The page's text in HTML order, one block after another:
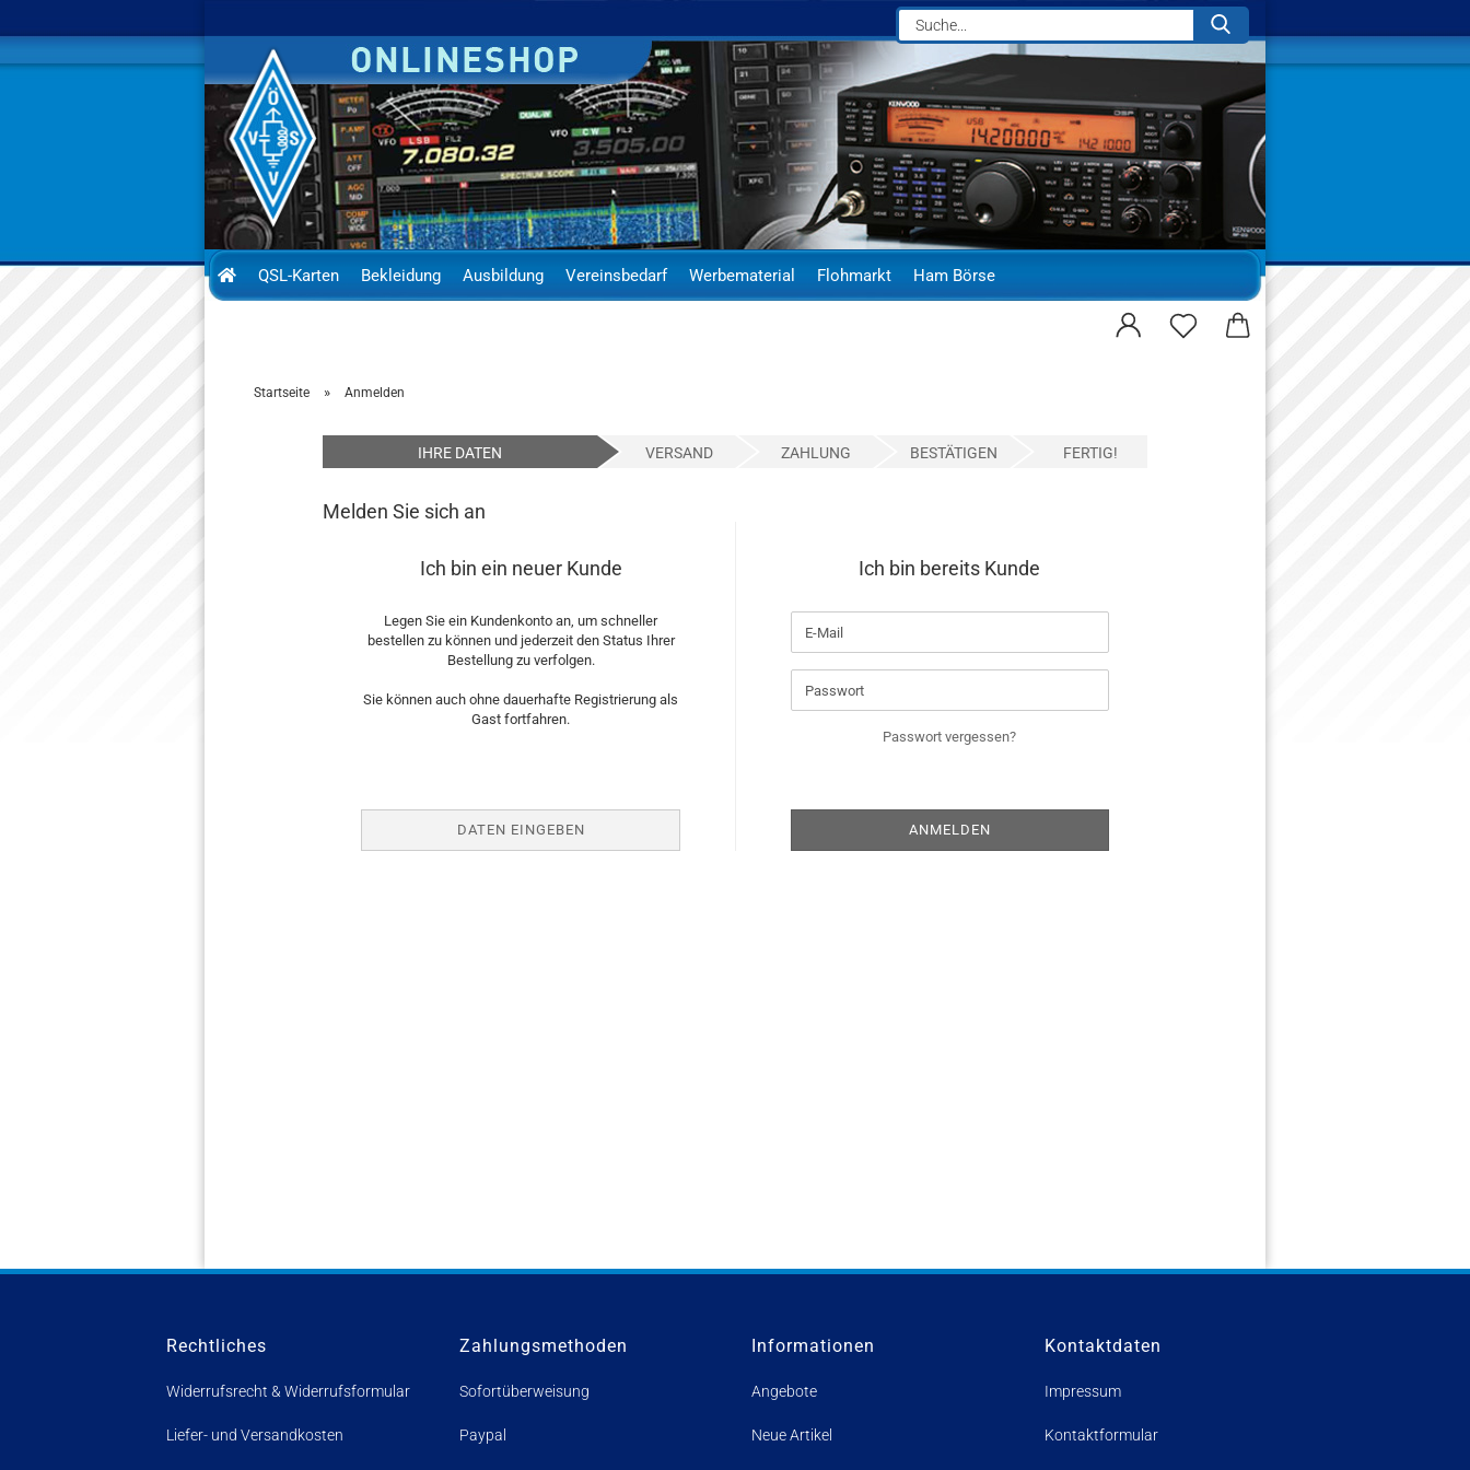
Suche...
QSL-Karten Bekleidung Ausbildung Vereinsbedarf Werbematerial Flohmarkt Ham Börse
Startseite » Anmelden
IHRE DATEN VERSAND ZAHLUNG BESTÄTIGEN FERTIG!
Melden Sie sich an
Ich bin ein neuer Kunde
Legen Sie ein Kundenkonto an, um schneller
bestellen zu können und jederzeit den Status Ihrer
Bestellung zu verfolgen.
Sie können auch ohne dauerhafte Registrierung als
Gast fortfahren.
DATEN EINGEBEN
Ich bin bereits Kunde
Passwort vergessen?
Rechtliches
Widerrufsrecht & Widerrufsformular
Liefer- und Versandkosten
Zahlungsmethoden
Sofortüberweisung
Paypal
Informationen
Angebote
Neue Artikel
Kontaktdaten
Impressum
Kontaktformular